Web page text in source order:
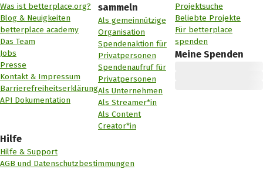
Was ist betterplace.org?
Blog & Neuigkeiten
betterplace academy
Das Team
Jobs
Presse
Kontakt & Impressum
Barrierefreiheitserklärung
API Dokumentation
sammeln
Als gemeinnützige
Organisation
Spendenaktion für
Privatpersonen
Spendenaufruf für
Privatpersonen
Als Unternehmen
Als Streamer*in
Als Content
Creator*in
Projektsuche
Beliebte Projekte
Für betterplace
spenden
Meine Spenden
Hilfe
Hilfe & Support
AGB und Datenschutzbestimmungen